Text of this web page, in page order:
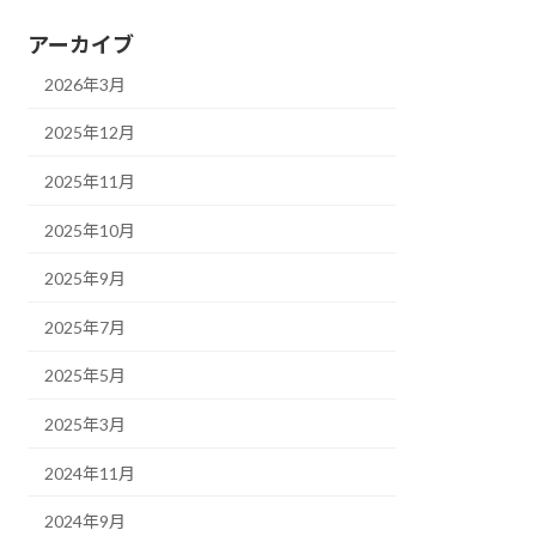
アーカイブ
2026年3月
2025年12月
2025年11月
2025年10月
2025年9月
2025年7月
2025年5月
2025年3月
2024年11月
2024年9月